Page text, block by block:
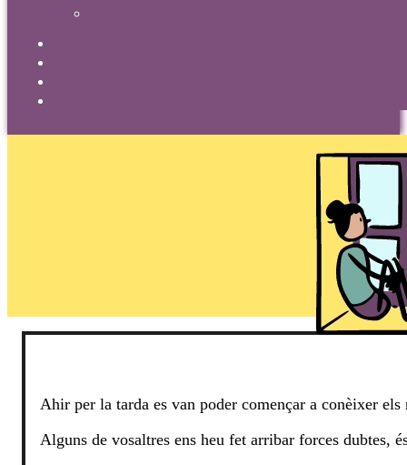
Ahir per la tarda es van poder començar a conèixer
Alguns de vosaltres ens heu fet arribar forces dubtes,